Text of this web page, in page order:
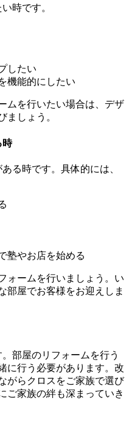
時です。
したい
機能的にしたい
ムを行いたい場合は、デザ
ましょう。
時
る時です。具体的には、
塾やお店を始める
ォームを行いましょう。い
部屋でお客様をお迎えしま
部屋のリフォームを行う
に行う必要があります。改
がらクロスをご家族で選び
ご家族の絆も深まっていき